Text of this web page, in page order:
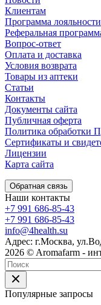
Клиентам
Программа лояльности
Реферальная
Вопрос-ответ
Оплата и доставка
Условия возврата
Товары из аптеки
Статьи
Контакты
Документы сайта
Публичная оферта
Политика обработки
Сертификаты и
Лицензии
Карта сайта
Обратная связь
Наши контакты
+7 991 686-85-43
+7 991 686-85-43
info@4health.su
Адрес: г.Москва,
2026 © Aromafarm -
Популярные запросы